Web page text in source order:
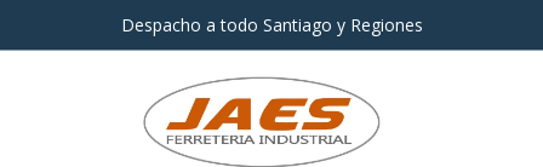
Despacho a todo Santiago y Regiones